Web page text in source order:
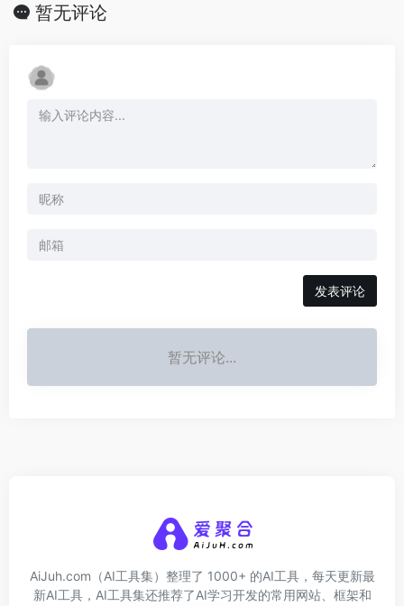
暂无评论
发表评论
暂无评论...
AiJuh.com（AI工具集）整理了 1000+ 的AI工具，每天更新最
新AI工具，AI工具集还推荐了AI学习开发的常用网站、框架和